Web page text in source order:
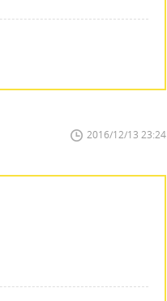
2016/12/13 23:24